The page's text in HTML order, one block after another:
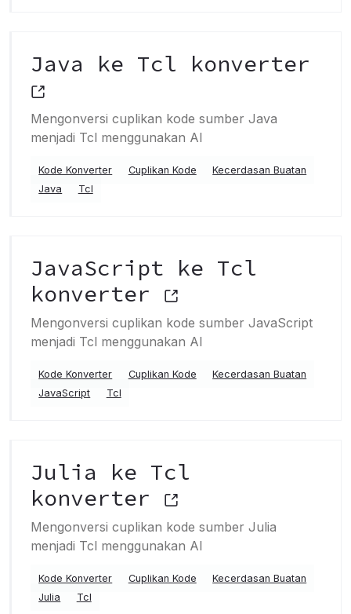
Java ke Tcl konverter
Mengonversi cuplikan kode sumber Java
menjadi Tcl menggunakan AI
Kode Konverter Cuplikan Kode
Kecerdasan Buatan
Java
Tcl
JavaScript ke Tcl
konverter
Mengonversi cuplikan kode sumber JavaScript
menjadi Tcl menggunakan AI
Kode Konverter Cuplikan Kode
Kecerdasan Buatan
JavaScript
Tcl
Julia ke Tcl
konverter
Mengonversi cuplikan kode sumber Julia
menjadi Tcl menggunakan AI
Kode Konverter Cuplikan Kode
Kecerdasan Buatan
Julia
Tcl